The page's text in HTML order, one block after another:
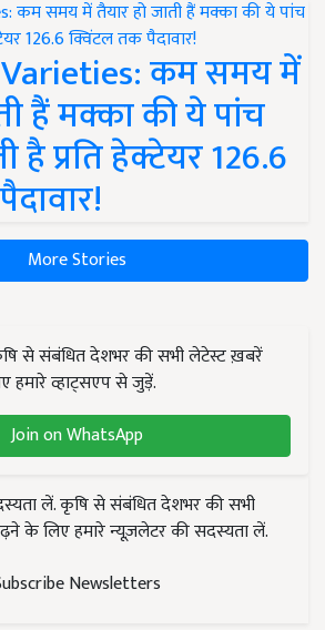
Varieties: कम समय में
हैं मक्का की ये पांच
है प्रति हेक्टेयर 126.6
More Stories
से संबंधित देशभर की सभी लेटेस्ट ख़बरें
हमारे व्हाट्सएप से जुड़ें.
Join on WhatsApp
लें. कृषि से संबंधित देशभर की सभी
के लिए हमारे न्यूज़लेटर की सदस्यता लें.
Newsletters